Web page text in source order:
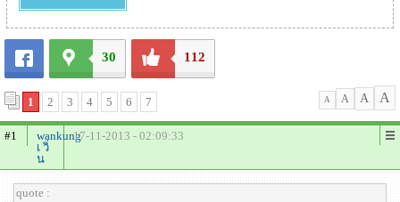
30 112
1 2 3 4 5 6 7 A A A A
#1
wankung
เ วิ่
น
17-11-2013 - 02:09:33
quote :